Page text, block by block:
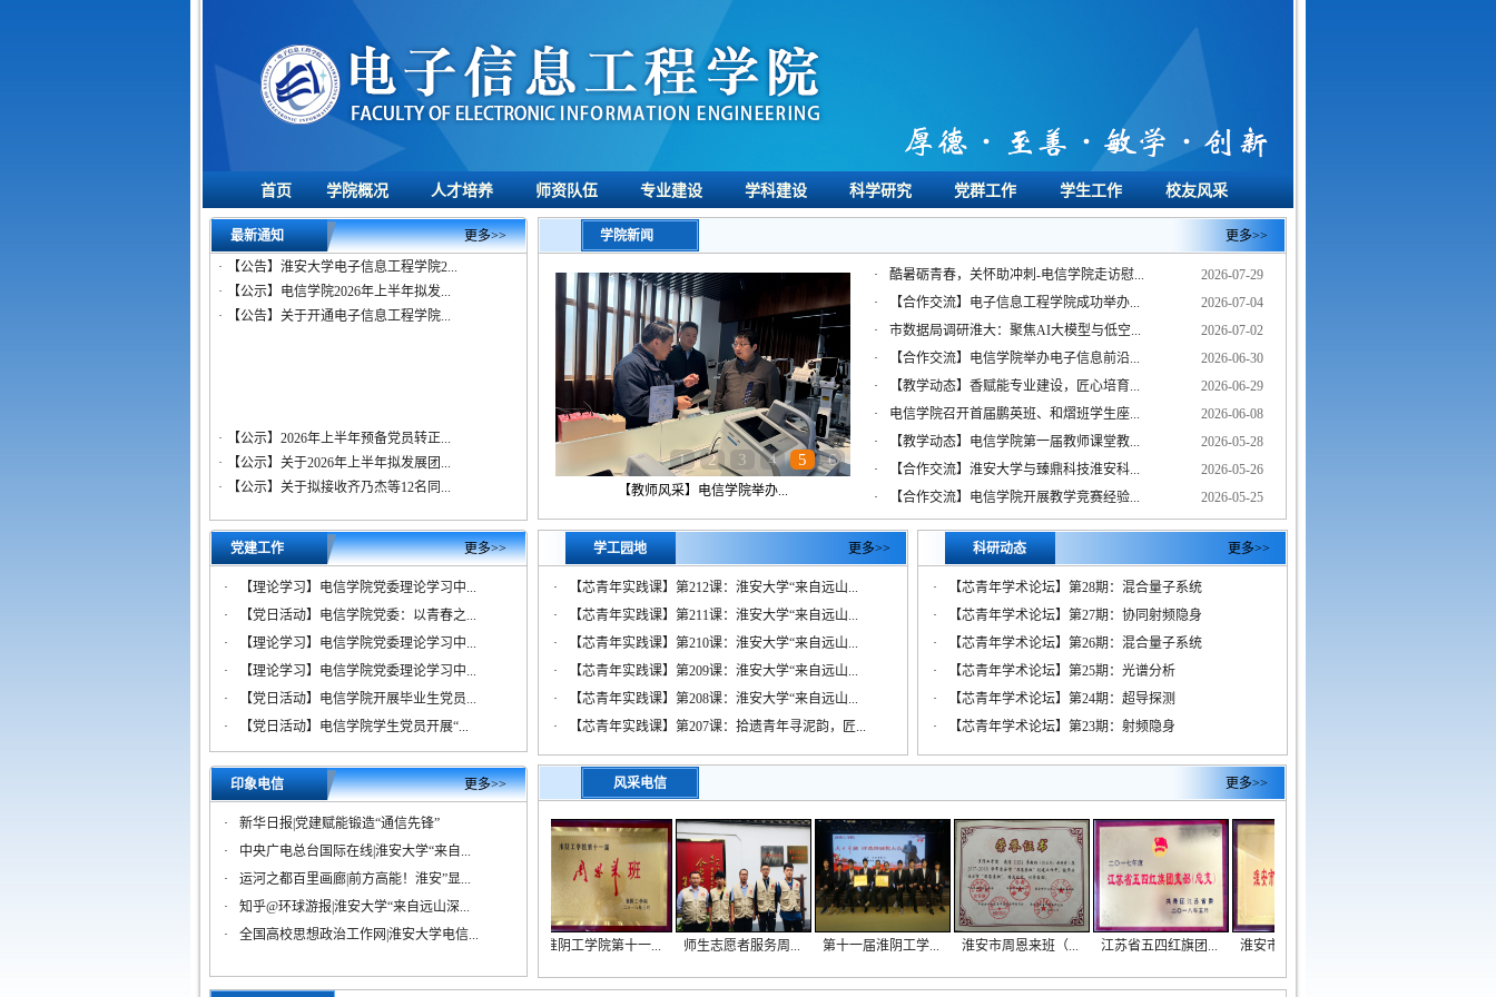
首页 学院概况 人才培养 师资队伍 专业建设 学科建设 科学研究 党群工作 学生工作 校友风采
最新通知 更多>>
【公示】2026年上半年预备党员转正...
· 【公示】关于拟接收齐乃杰等12名同...
· 【公告】淮安大学电子信息工程学院2...
【公示】电信学院2026年上半年拟发...
【公告】关于开通电子信息工程学院...
【公示】关于2026年上半年拟发展团...
【公示】关于拟接收齐乃杰等12名同...
【公告】淮安大学电子信息工程学院2...
· 【公示】电信学院2026年上半年拟发...
· 【公告】关于开通电子信息工程学院...
学院新闻 更多>>
1 2 3 4 5 6
【教师风采】电信学院举办...
· 酷暑砺青春，关怀助冲刺-电信学院走访慰...
2026-07-29
·
【合作交流】电子信息工程学院成功举办...
2026-07-04
·
市数据局调研淮大：聚焦AI大模型与低空...
2026-07-02
·
【合作交流】电信学院举办电子信息前沿...
2026-06-30
·
【教学动态】香赋能专业建设，匠心培育...
2026-06-29
·
电信学院召开首届鹏英班、和熠班学生座...
2026-06-08
·
【教学动态】电信学院第一届教师课堂教...
2026-05-28
·
【合作交流】淮安大学与臻鼎科技淮安科...
2026-05-26
·
【合作交流】电信学院开展教学竞赛经验... 2026-05-25
党建工作 更多>>
·
【理论学习】电信学院党委理论学习中...
·
【党日活动】电信学院党委：以青春之...
·
【理论学习】电信学院党委理论学习中...
·
【理论学习】电信学院党委理论学习中...
·
【党日活动】电信学院开展毕业生党员...
·
【党日活动】电信学院学生党员开展“...
学工园地 更多>>
·
【芯青年实践课】第212课：淮安大学“来自远山...
·
【芯青年实践课】第211课：淮安大学“来自远山...
·
【芯青年实践课】第210课：淮安大学“来自远山...
·
【芯青年实践课】第209课：淮安大学“来自远山...
·
【芯青年实践课】第208课：淮安大学“来自远山...
·
【芯青年实践课】第207课：拾遗青年寻泥韵，匠...
科研动态 更多>>
·
【芯青年学术论坛】第28期：混合量子系统
·
【芯青年学术论坛】第27期：协同射频隐身
·
【芯青年学术论坛】第26期：混合量子系统
·
【芯青年学术论坛】第25期：光谱分析
·
【芯青年学术论坛】第24期：超导探测
·
【芯青年学术论坛】第23期：射频隐身
印象电信 更多>>
·
新华日报|党建赋能锻造“通信先锋”
·
中央广电总台国际在线|淮安大学“来自...
·
运河之都百里画廊|前方高能！淮安”显...
·
知乎@环球游报|淮安大学“来自远山深...
·
全国高校思想政治工作网|淮安大学电信...
风采电信 更多>>
淮安市五四红旗团... 淮阴工学院第十一... 师生志愿者服务周... 第十一届淮阴工学... 淮安市周恩来班（... 江苏省五四红旗团... 淮安市五四红旗团...